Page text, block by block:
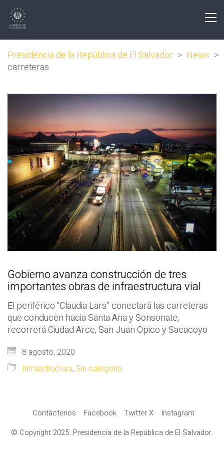
Presidencia de la República de El Salvador > News >
carreteras
Gobierno avanza construcción de tres
importantes obras de infraestructura vial
El periférico “Claudia Lars” conectará las carreteras
que conducen hacia Santa Ana y Sonsonate,
recorrerá Ciudad Arce, San Juan Opico y Sacacoyo
8 agosto, 2020
Infraestructura, Sin categoría
Contáctenos Facebook Twitter X
Instagram
© Copyright 2025. Presidencia de la República de El Salvador.